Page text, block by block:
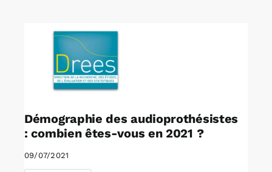
Rechercher:
Annonces emploi
Démographie des audioprothésistes
: combien êtes-vous en 2021 ?
09/07/2021